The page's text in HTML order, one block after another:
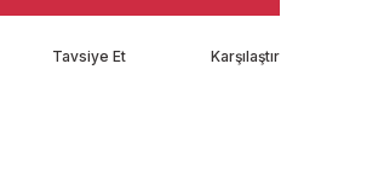
Tavsiye Et Karşılaştır